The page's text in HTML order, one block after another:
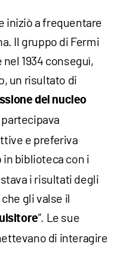
iniziò a frequentare
Il gruppo di Fermi
1934 conseguì,
un risultato di
del nucleo
e preferiva
in biblioteca con i
i risultati degli
gli valse il
”. Le sue
di interagire